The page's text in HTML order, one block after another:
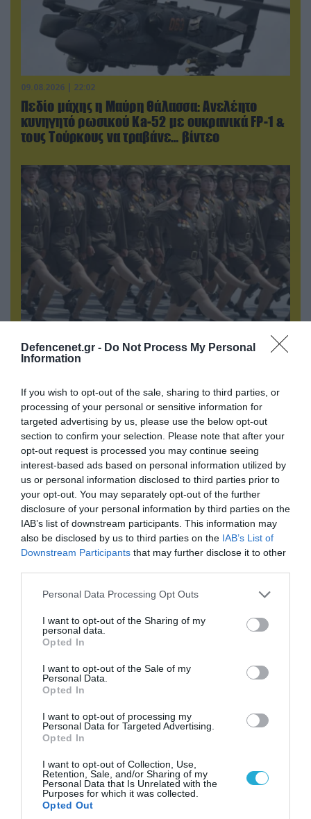
Defencenet.gr - Do Not Process My Personal
Information
If you wish to opt-out of the sale, sharing to third parties, or
processing of your personal or sensitive information for
targeted advertising by us, please use the below opt-out
section to confirm your selection. Please note that after your
opt-out request is processed you may continue seeing
interest-based ads based on personal information utilized by
us or personal information disclosed to third parties prior to
your opt-out. You may separately opt-out of the further
disclosure of your personal information by third parties on the
IAB’s list of downstream participants. This information may
also be disclosed by us to third parties on the IAB’s List of
Downstream Participants that may further disclose it to other
Please note that this website/app uses one or more Google
not limited to your visit or usage behaviour. You may click to
grant or deny consent to Google and its third-party tags to
use your data for below specified purposes in below Google
consent section.
Personal Data Processing Opt Outs
I want to opt-out of the Sharing of my
personal data.
Opted In
I want to opt-out of the Sale of my
Personal Data.
Opted In
I want to opt-out of processing my
Personal Data for Targeted Advertising.
Opted In
I want to opt-out of Collection, Use,
Retention, Sale, and/or Sharing of my
Personal Data that Is Unrelated with the
Purposes for which it was collected.
Opted Out
09.08.2026 | 22:02
Πεδίο μάχης η Μαύρη Θάλασσα: Ανελέητο
κυνηγητό ρωσικού Ka-52 με ουκρανικά FP-1 &
τους Τούρκους να τραβάνε… βίντεο
Γυναίκες του βορειοκορεατικού Στρατού
Αυξάνεται η ρωσική ναυτική παρουσία γύρω
από τη Βρετανία